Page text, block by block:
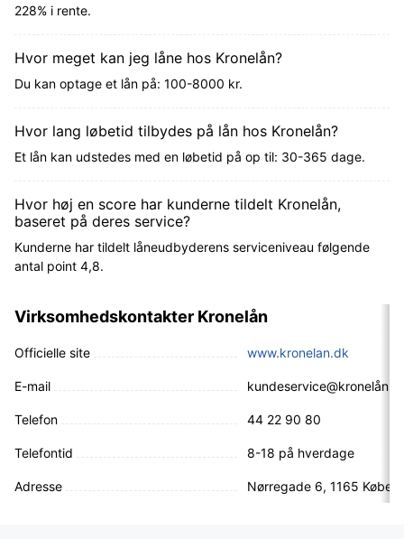
228% i rente.
Hvor meget kan jeg låne hos Kronelån?
Du kan optage et lån på: 100-8000 kr.
Hvor lang løbetid tilbydes på lån hos Kronelån?
Et lån kan udstedes med en løbetid på op til: 30-365 dage.
Hvor høj en score har kunderne tildelt Kronelån,
baseret på deres service?
Kunderne har tildelt låneudbyderens serviceniveau følgende
antal point 4,8.
Virksomhedskontakter Kronelån
Officielle site www.kronelan.dk
E-mail
Telefon 44 22 90 80
Telefontid 8-18 på hverdage
Adresse Nørregade 6, 1165